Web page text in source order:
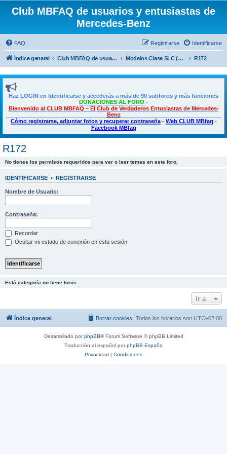
Club MBFAQ de usuarios y entusiastas de
Mercedes-Benz
FAQ Identificarse
Registrarse
Índice general Club MBFAQ de usuarios y entusiastas de Mercedes Benz Modelos Clase SLC (SLK) R172
Haz LOGIN en Identificarse y accederás a más de 90 subforos y más funciones
DONACIONES AL FORO -
Bienvenido al CLUB MBFAQ – El Club de Verdaderos Entusiastas de Mercedes-
Benz
Cómo registrarse, adjuntar fotos y recuperar contraseña- Web CLUB MBfaq -
Facebook MBfaq
R172
No tienes los permisos requeridos para ver o leer temas en este foro.
IDENTIFICARSE • REGISTRARSE
Nombre de Usuario:
Contraseña:
Recordar
Ocultar mi estado de conexión en esta sesión
Está categoría no tiene foros.
Ir a
Índice general Todos los horarios son UTC+02:00
Borrar cookies
Desarrollado porphpBB® Forum Software © phpBB Limited
Traducción al español porphpBB España
Privacidad | Condiciones